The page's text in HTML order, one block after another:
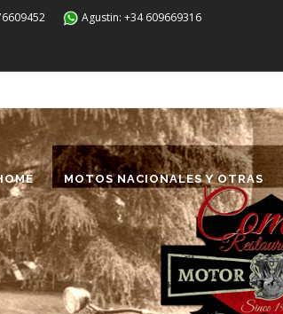
Agustin: +34 609669316
MOTOS NACIONALES Y OTRAS